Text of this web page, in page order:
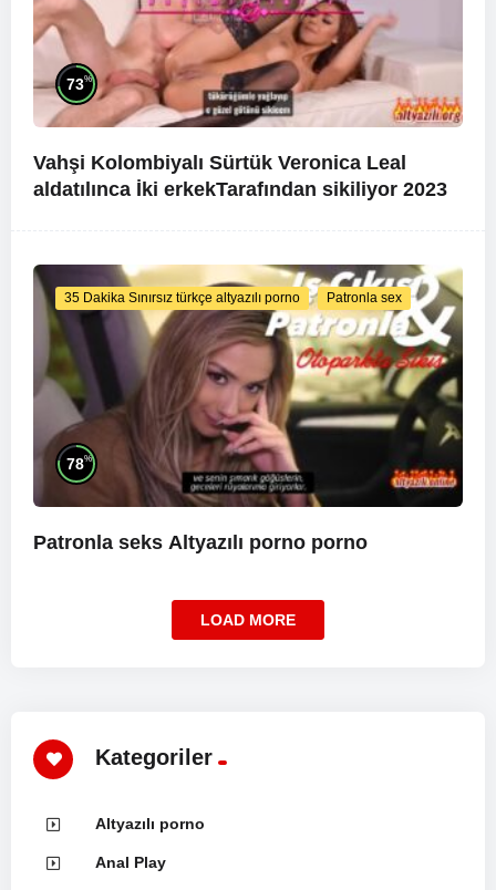
73%
Vahşi Kolombiyalı Sürtük Veronica Leal
aldatılınca İki erkekTarafından sikiliyor 2023
35 Dakika Sınırsız türkçe altyazılı porno Patronla sex
78%
Patronla seks Altyazılı porno porno
LOAD MORE
Kategoriler
Altyazılı porno
Anal Play